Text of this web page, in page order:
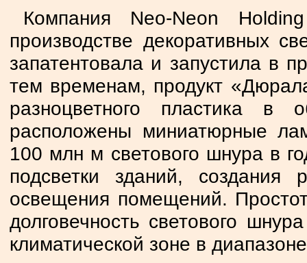
Компания Neo-Neon
производстве декоративных
запатентовала и запустила в
тем временам, продукт
разноцветного пластика в
расположены миниатюрные
100 млн м светового шнура в
подсветки зданий, создания
освещения помещений.
долговечность светового
климатической зоне в